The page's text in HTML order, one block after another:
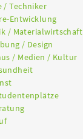
/ Techniker
Entwicklung
/ Materialwirtschaft
/ Design
/ Medien / Kultur